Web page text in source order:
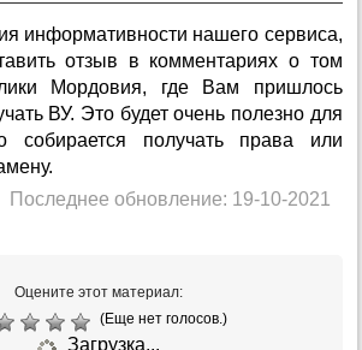
информативности нашего сервиса,
отзыв в комментариях о том
Мордовия, где Вам пришлось
ВУ. Это будет очень полезно для
собирается получать права или
Последнее обновление: 19-10-2021
Оцените этот материал:
(Еще нет голосов.)
Загрузка...